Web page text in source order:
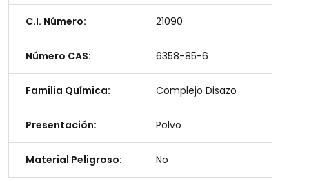
C.I. Número: 21090
Número CAS: 6358-85-6
Familia Química: Complejo Disazo
Presentación: Polvo
Material Peligroso: No